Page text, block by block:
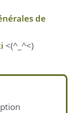
de
<(^_^<)